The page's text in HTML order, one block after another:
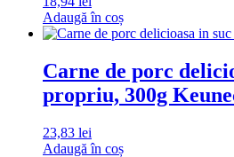
Adaugă în coș
Carne de porc
propriu, 300g
23,83 lei
Adaugă în coș